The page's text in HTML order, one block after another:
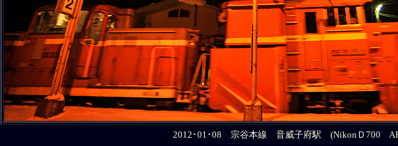
2012･01･08 宗谷本線 音威子府駅 (NikonＤ700